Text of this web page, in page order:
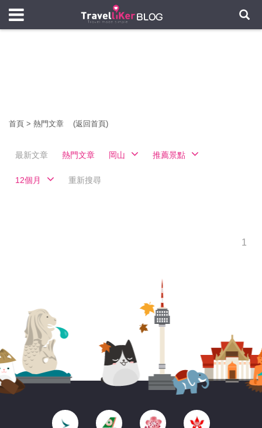
首頁 > 熱門文章 (返回首頁)
最新文章 熱門文章 岡山 推薦景點
12個月 重新搜尋
1